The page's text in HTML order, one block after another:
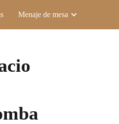
Menaje de mesa